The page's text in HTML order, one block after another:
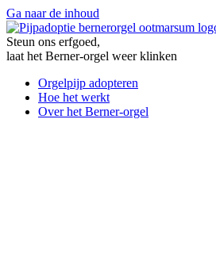
Ga naar de inhoud
Steun ons erfgoed,
laat het Berner-orgel weer klinken
Orgelpijp adopteren
Hoe het werkt
Over het Berner-orgel